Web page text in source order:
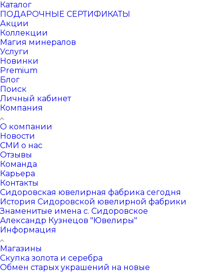
Каталог
ПОДАРОЧНЫЕ СЕРТИФИКАТЫ
Акции
Коллекции
Магия минералов
Услуги
Новинки
Premium
Блог
Поиск
Личный кабинет
Компания
О компании
Новости
СМИ о нас
Отзывы
Команда
Карьера
Контакты
Сидоровская ювелирная фабрика сегодня
История Сидоровской ювелирной фабрики
Знаменитые имена с. Сидоровское
Александр Кузнецов "Ювелиры"
Информация
Магазины
Скупка золота и серебра
Обмен старых украшений на новые